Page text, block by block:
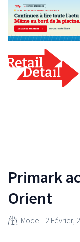
Primark
Orient
Mode 2 Février,